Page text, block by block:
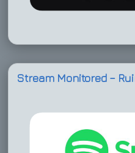
Stream Monitored –